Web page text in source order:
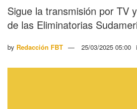
Sigue la transmisión por TV
de las Eliminatorias
by Redacción FBT 25/03/2025 05:00